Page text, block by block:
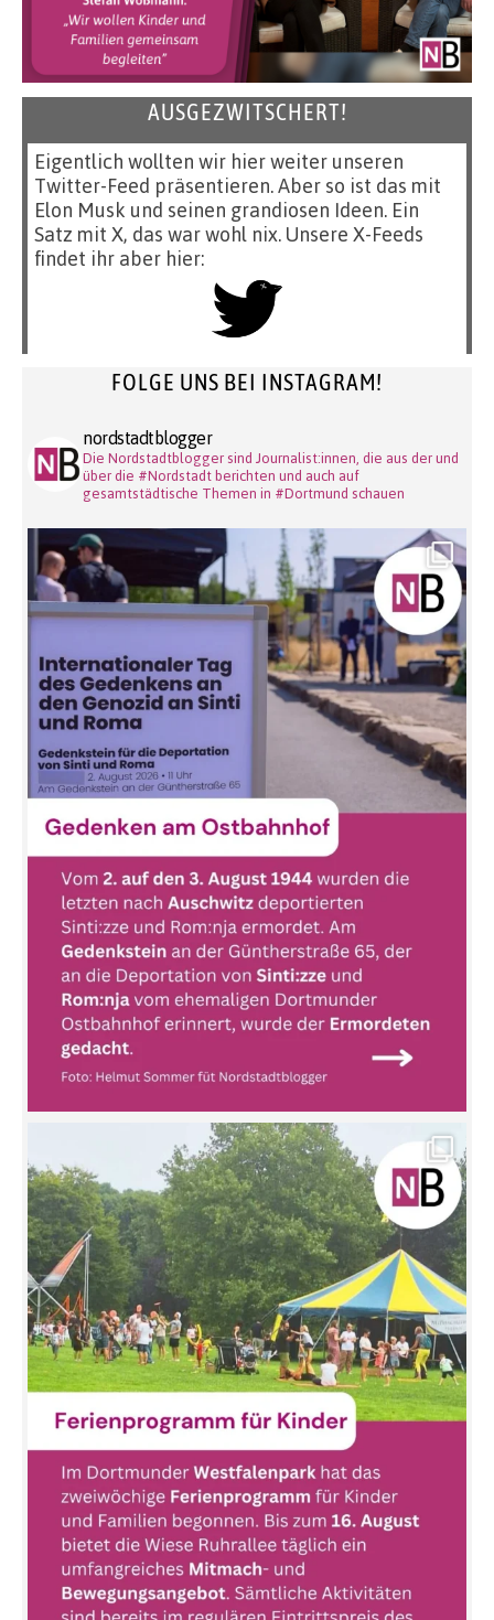
AUSGEZWITSCHERT!
Eigentlich wollten wir hier weiter unseren
Twitter-Feed präsentieren. Aber so ist das mit
Elon Musk und seinen grandiosen Ideen. Ein
Satz mit X, das war wohl nix. Unsere X-Feeds
findet ihr aber hier:
FOLGE UNS BEI INSTAGRAM!
nordstadtblogger
Die Nordstadtblogger sind Journalist:innen, die aus der und
über die #Nordstadt berichten und auch auf
gesamtstädtische Themen in #Dortmund schauen